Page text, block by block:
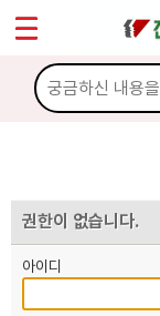
권한이 없습니다.
아이디
마이페이지
소개
노동상담
자료